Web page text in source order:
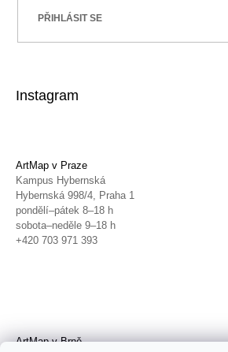
PŘIHLÁSIT SE
Instagram
ArtMap v Praze
Kampus Hybernská
Hybernská 998/4, Praha 1
pondělí–pátek 8–18 h
sobota–neděle 9–18 h
+420 703 971 393
ArtMap v Brně